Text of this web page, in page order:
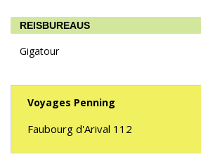
REISBUREAUS
Gigatour
Voyages Penning
Faubourg d'Arival 112